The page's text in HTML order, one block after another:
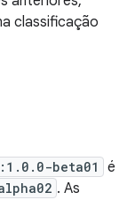
classificação
beta01
é
. As